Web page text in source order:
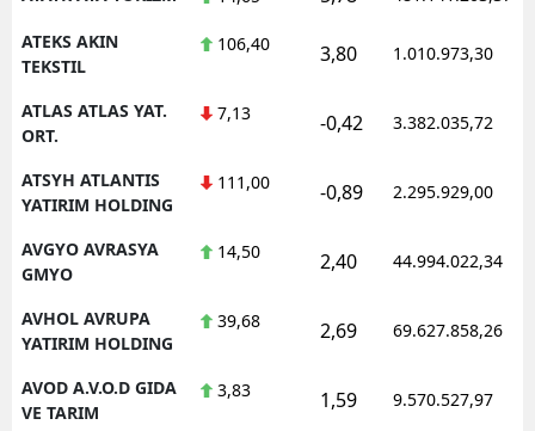
ATEKS AKIN
TEKSTIL
106,40 3,80 1.010.973,30
ATLAS ATLAS YAT.
ORT.
7,13 -0,42 3.382.035,72
ATSYH ATLANTIS
YATIRIM HOLDING
111,00 -0,89 2.295.929,00
AVGYO AVRASYA
GMYO
14,50 2,40 44.994.022,34
AVHOL AVRUPA
YATIRIM HOLDING
39,68 2,69 69.627.858,26
AVOD A.V.O.D GIDA
VE TARIM
3,83 1,59 9.570.527,97